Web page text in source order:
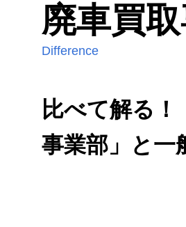
廃車買
Difference
比べて解る
事業部」と一